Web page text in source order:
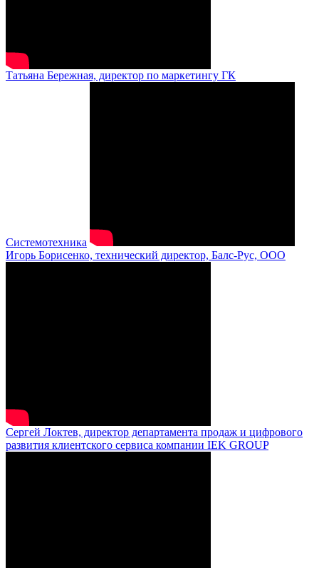
Татьяна Бережная, директор по маркетингу ГК
Системотехника
Игорь Борисенко, технический директор, Балс-Рус, ООО
Сергей Локтев, директор департамента продаж и цифрового
развития клиентского сервиса компании IEK GROUP